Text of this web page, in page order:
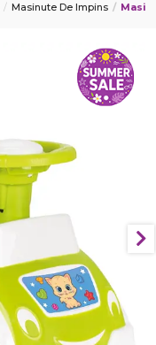
Masinute De Impins